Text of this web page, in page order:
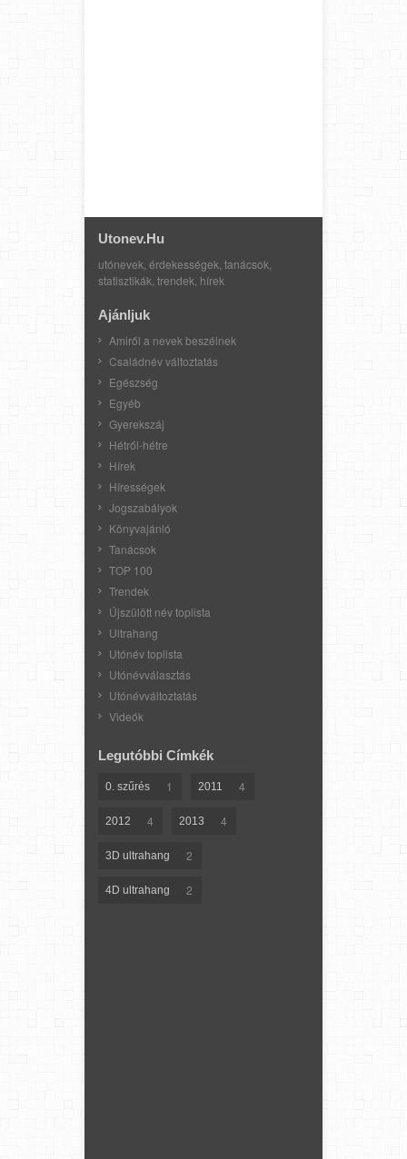
Utonev.hu
utónevek, érdekességek, tanácsok,
statisztikák, trendek, hírek
Ajánljuk
Amiről a nevek beszélnek
Családnév változtatás
Egészség
Egyéb
Gyerekszáj
Hétről-hétre
Hírek
Hírességek
Jogszabályok
Könyvajánló
Tanácsok
TOP 100
Trendek
Újszülött név toplista
Ultrahang
Utónév toplista
Utónévválasztás
Utónévváltoztatás
Videók
Legutóbbi Címkék
0. szűrés 1 2011 4
2012 4 2013 4
3D ultrahang 2
4D ultrahang 2